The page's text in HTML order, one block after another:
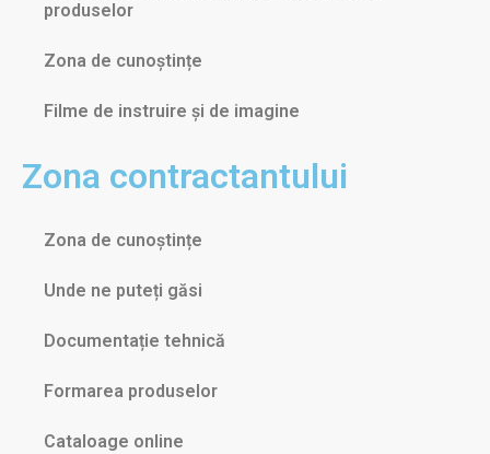
produselor
Zona de cunoștințe
Filme de instruire și de imagine
Zona contractantului
Zona de cunoștințe
Unde ne puteți găsi
Documentație tehnică
Formarea produselor
Cataloage online